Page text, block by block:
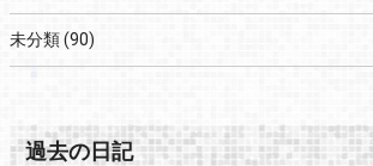
未分類(90)
過去の日記